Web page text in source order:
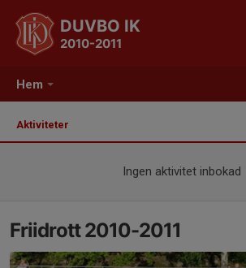
Hem
DUVBO IK
2010-2011
Aktiviteter
Ingen aktivitet inbokad
Friidrott 2010-2011